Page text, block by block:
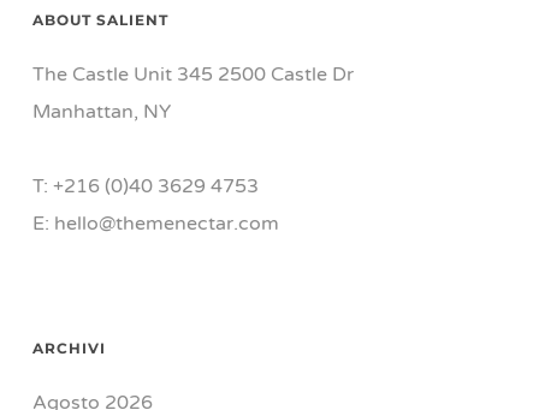
ABOUT SALIENT
The Castle Unit 345 2500 Castle Dr
Manhattan, NY
T: +216 (0)40 3629 4753
E: hello@themenectar.com
ARCHIVI
Agosto 2026